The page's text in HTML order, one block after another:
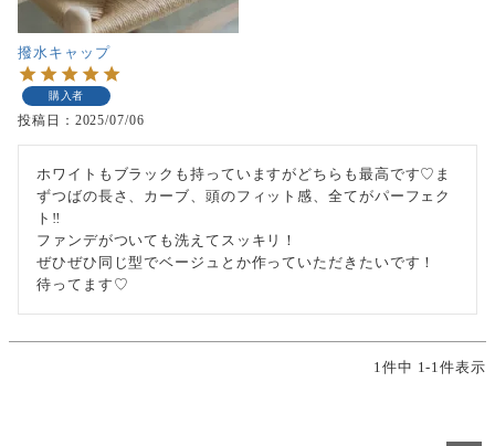
撥水キャップ
購入者
投稿日 2025/07/06
ホワイトもブラックも持っていますがどちらも最高です♡ま
ずつばの長さ、カーブ、頭のフィット感、全てがパーフェク
ト‼︎
ファンデがついても洗えてスッキリ！
ぜひぜひ同じ型でベージュとか作っていただきたいです！
待ってます♡
1件中 1-1件表示